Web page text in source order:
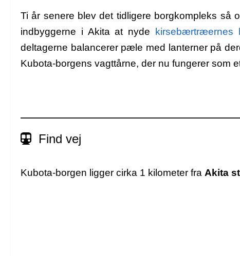
Ti år senere blev det tidligere borgkompleks så
indbyggerne i Akita at nyde
kirsebærtræernes
deltagerne balancerer pæle med lanterner på
Kubota-borgens vagttårne, der nu fungerer som
Find vej
Kubota-borgen ligger cirka 1 kilometer fra Akita